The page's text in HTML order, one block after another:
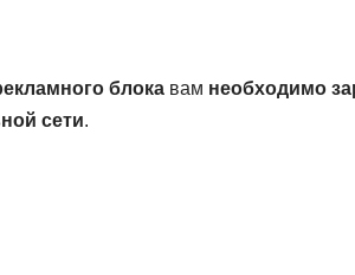
блокавам необходимо
сети.